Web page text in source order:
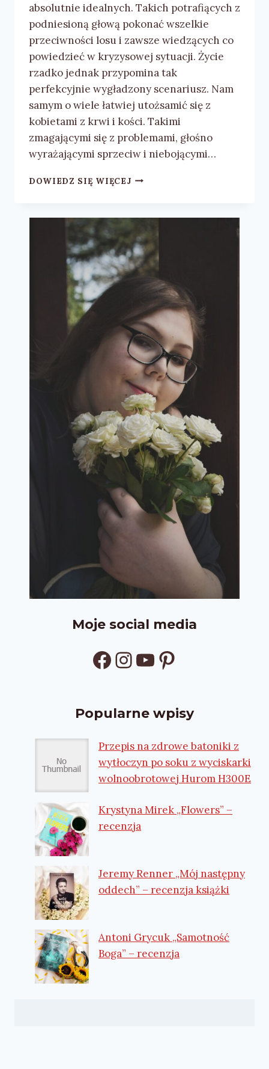
absolutnie idealnych. Takich potrafiących z
podniesioną głową pokonać wszelkie
przeciwności losu i zawsze wiedzących co
powiedzieć w kryzysowej sytuacji. Życie
rzadko jednak przypomina tak
perfekcyjnie wygładzony scenariusz. Nam
samym o wiele łatwiej utożsamić się z
kobietami z krwi i kości. Takimi
zmagającymi się z problemami, głośno
wyrażającymi sprzeciw i niebojącymi…
DOWIEDZ SIĘ WIĘCEJPATRYCJA
DZIEWCZYNO!”
–
RECENZJA
Moje social media
Facebook
Instagram
YouTube
Pinterest
Popularne wpisy
Przepis na zdrowe batoniki z
wytłoczyn po soku z wyciskarki
wolnoobrotowej Hurom H300E
Krystyna Mirek „Flowers” –
recenzja
Jeremy Renner „Mój następny
oddech” – recenzja książki
Antoni Grycuk „Samotność
Boga” – recenzja